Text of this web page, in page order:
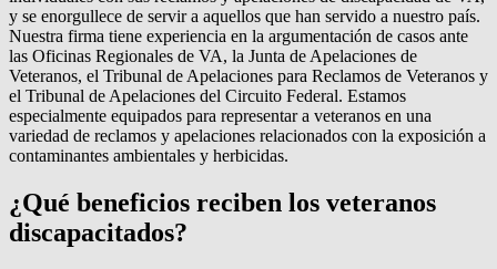
y se enorgullece de servir a aquellos que han servido a nuestro país.
Nuestra firma tiene experiencia en la argumentación de casos ante
las Oficinas Regionales de VA, la Junta de Apelaciones de
Veteranos, el Tribunal de Apelaciones para Reclamos de Veteranos y
el Tribunal de Apelaciones del Circuito Federal. Estamos
especialmente equipados para representar a veteranos en una
variedad de reclamos y apelaciones relacionados con la exposición a
contaminantes ambientales y herbicidas.
¿Qué beneficios reciben los veteranos
discapacitados?